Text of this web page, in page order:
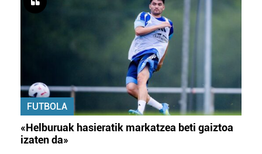
FUTBOLA
«Helburuak hasieratik markatzea beti gaiztoa
izaten da»